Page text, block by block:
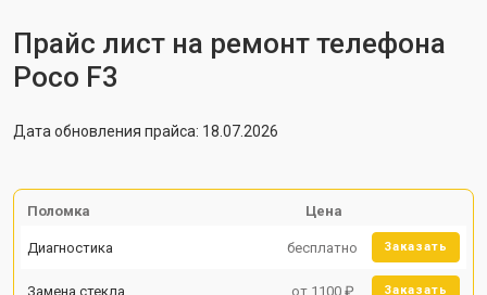
Прайс лист на ремонт телефона
Poco F3
Дата обновления прайса: 18.07.2026
Поломка Цена
Диагностика бесплатно Заказать
Замена стекла от 1100 ₽ Заказать